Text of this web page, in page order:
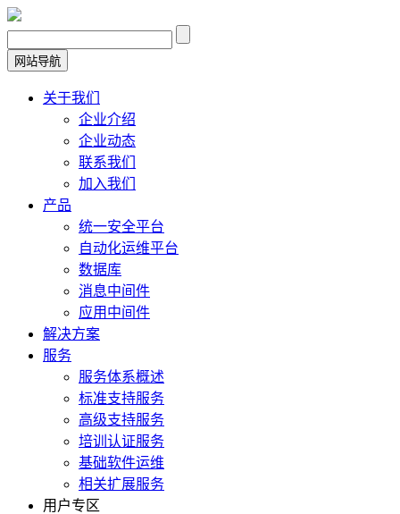
网站导航
关于我们
企业介绍
企业动态
联系我们
加入我们
产品
统一安全平台
自动化运维平台
数据库
消息中间件
应用中间件
解决方案
服务
服务体系概述
标准支持服务
高级支持服务
培训认证服务
基础软件运维
相关扩展服务
用户专区